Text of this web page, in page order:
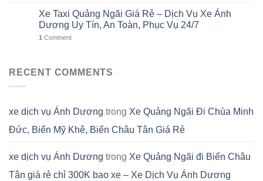
Xe Taxi Quảng Ngãi Giá Rẻ – Dịch Vụ Xe Ánh
Dương Uy Tín, An Toàn, Phục Vụ 24/7
1 Comment
RECENT COMMENTS
xe dịch vụ Ánh Dương trong Xe Quảng Ngãi Đi Chùa Minh
Đức, Biển Mỹ Khê, Biển Châu Tân Giá Rẻ
xe dịch vụ Ánh Dương trong Xe Quảng Ngãi đi Biển Châu
Tân giá rẻ chỉ 300K bao xe – Xe Dịch Vụ Ánh Dương